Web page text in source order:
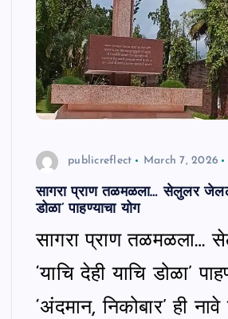
publicreflect March 7, 2026
सागरा प्राण तळमळला… सेलुलर जेलला
डोळा’ पाहण्याचा योग
सागरा प्राण तळमळला…
‘याचि देही याचि डोळा’
‘अंदमान, निकोबार’ ही